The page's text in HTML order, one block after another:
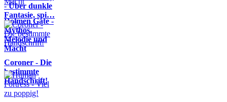
- Über dunkle
Fantasie, spi…
Dolmen Gate -
Mythos,
Melodie und
Macht
Coroner - Die
bestimmte
Handschrift!